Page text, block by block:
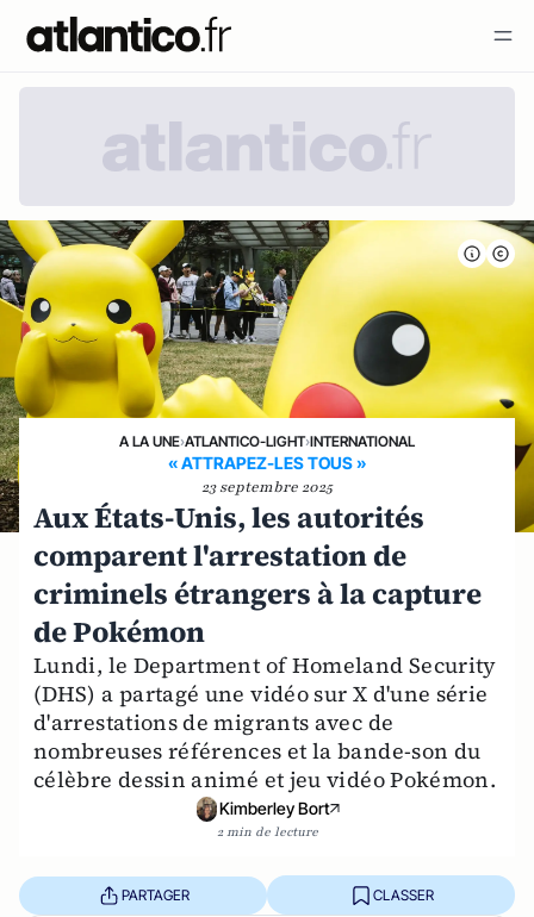
A LA UNE›ATLANTICO-LIGHT›INTERNATIONAL
« ATTRAPEZ-LES TOUS »
23 septembre 2025
Aux États-Unis, les autorités
comparent l'arrestation de
criminels étrangers à la capture
de Pokémon
Lundi, le Department of Homeland Security
(DHS) a partagé une vidéo sur X d'une série
d'arrestations de migrants avec de
nombreuses références et la bande-son du
célèbre dessin animé et jeu vidéo Pokémon.
Kimberley Bort
2 min de lecture
PARTAGER CLASSER